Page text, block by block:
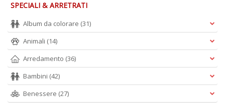
SPECIALI & ARRETRATI
Album da colorare (31)
Animali (14)
Arredamento (36)
Bambini (42)
Benessere (27)